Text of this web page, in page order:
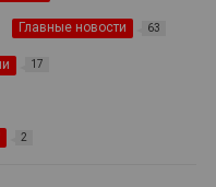
Главные новости 63
17
2